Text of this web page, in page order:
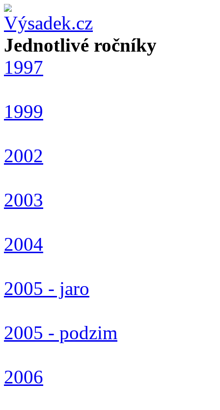
Jednotlivé ročníky
1997
1999
2002
2003
2004
2005 - jaro
2005 - podzim
2006